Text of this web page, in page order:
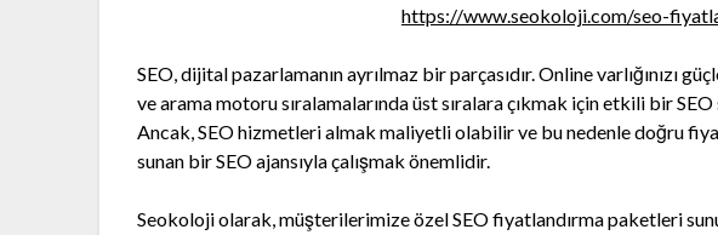
https://www.seokoloji.com/seo-
SEO, dijital pazarlamanın ayrılmaz bir parçasıdır. Online varlığınızı
ve arama motoru sıralamalarında üst sıralara çıkmak için etkili bir
Ancak, SEO hizmetleri almak maliyetli olabilir ve bu nedenle doğru
sunan bir SEO ajansıyla çalışmak önemlidir.
Seokoloji olarak, müşterilerimize özel SEO fiyatlandırma paketleri